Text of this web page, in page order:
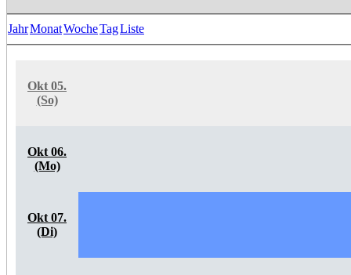
JahrMonatWocheTagListe
Okt 05.
(So)
Okt 06.
(Mo)
Okt 07.
(Di)